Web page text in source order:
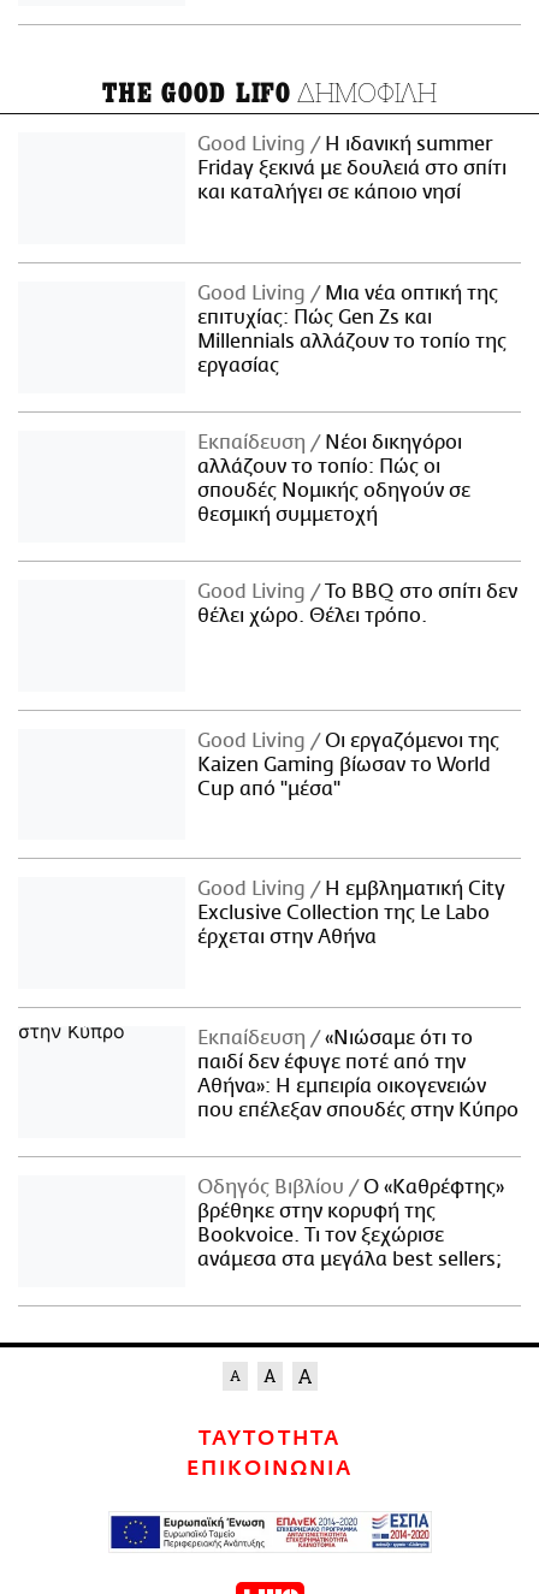
THE GOOD LIFO ΔΗΜΟΦΙΛΗ
Good Living
Η ιδανική summer
Friday ξεκινά με δουλειά στο σπίτι
και καταλήγει σε κάποιο νησί
Good Living
Μια νέα οπτική της
επιτυχίας: Πώς Gen Zs και
Millennials αλλάζουν το τοπίο της
εργασίας
Εκπαίδευση
Νέοι δικηγόροι
αλλάζουν το τοπίο: Πώς οι
σπουδές Νομικής οδηγούν σε
θεσμική συμμετοχή
Good Living
Το BBQ στο σπίτι δεν
θέλει χώρο. Θέλει τρόπο.
Good Living
Οι εργαζόμενοι της
Kaizen Gaming βίωσαν το World
Cup από "μέσα"
Good Living
Η εμβληματική City
Exclusive Collection της Le Labo
έρχεται στην Αθήνα
Εκπαίδευση
«Νιώσαμε ότι το
παιδί δεν έφυγε ποτέ από την
Αθήνα»: Η εμπειρία οικογενειών
που επέλεξαν σπουδές στην Κύπρο
Οδηγός Βιβλίου
Ο «Καθρέφτης»
βρέθηκε στην κορυφή της
Bookvoice. Τι τον ξεχώρισε
ανάμεσα στα μεγάλα best sellers;
ΤΑΥΤΟΤΗΤΑ
ΕΠΙΚΟΙΝΩΝΙΑ